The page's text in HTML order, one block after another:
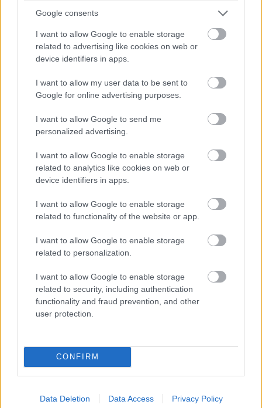
Google consents
I want to allow Google to enable storage
related to advertising like cookies on web or
device identifiers in apps.
I want to allow my user data to be sent to
Google for online advertising purposes.
I want to allow Google to send me
personalized advertising.
I want to allow Google to enable storage
related to analytics like cookies on web or
device identifiers in apps.
I want to allow Google to enable storage
related to functionality of the website or app.
I want to allow Google to enable storage
related to personalization.
I want to allow Google to enable storage
related to security, including authentication
functionality and fraud prevention, and other
user protection.
CONFIRM
Data Deletion Data Access Privacy Policy
majd innen, a Williams elég kakukktojás, mivel Albon nem volt
rossz a szabadedzéseken.
Ahogyan gyorsulni fog a pálya és egyre jobban gumizódik,
bőven benne van, hogy Perez ideje nem lesz elég a Q2-be
jutásra, bár ha elegendő is lenne, akkor sem zárhatna a 15.
helynél előrébb, hiszen megtörte az energiaitalos autót.
Fontos megjegyezni a szabadedzésekkel ellentétben az óra itt
Jelenleg Hamilton, De Vries, Sargeant, Sainz és Albon vannak
kieső pozícióban. Bő egy perc és újraindulnak a dolgok.
Tecpro is.